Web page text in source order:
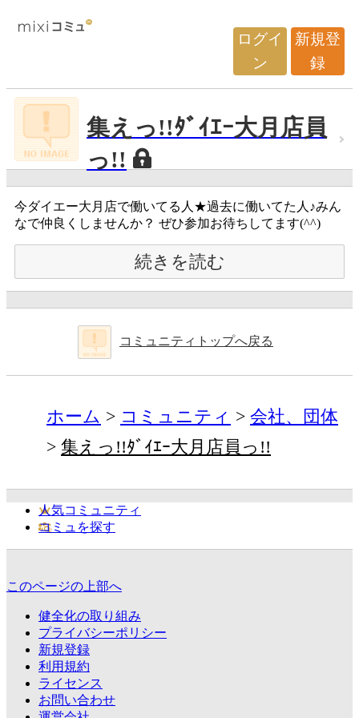
ログイ
ン
新規登
録
集えっ!!ﾀﾞｲｴｰ大月店員
っ!!
今ダイエー大月店で働いてる人★過去に働いてた人♪みん
なで仲良くしませんか？ ぜひ参加お待ちしてます(^^)
続きを読む
コミュニティトップへ戻る
ホーム コミュニティ
会社、団体
集えっ!!ﾀﾞｲｴｰ大月店員っ!!
人気コミュニティ
コミュを探す
このページの上部へ
健全化の取り組み
プライバシーポリシー
新規登録
利用規約
ライセンス
お問い合わせ